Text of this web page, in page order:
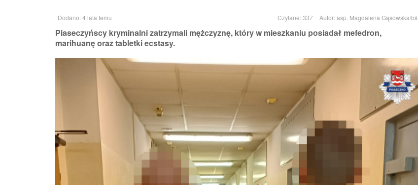
Dodano: 4 lata temu Czytane: 337 Autor:asp. Magdalena Gąsowska/bś
Piaseczyńscy kryminalni zatrzymali mężczyznę, który w mieszkaniu posiadał mefedron,
marihuanę oraz tabletki ecstasy.